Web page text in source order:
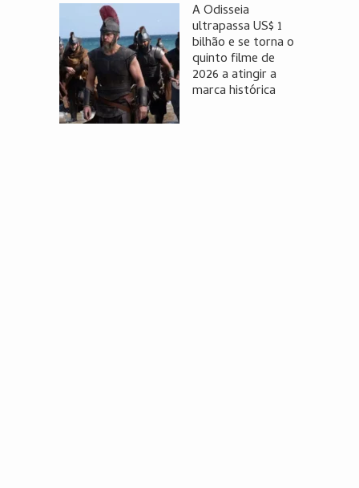
A Odisseia
ultrapassa US$ 1
bilhão e se torna o
quinto filme de
2026 a atingir a
marca histórica